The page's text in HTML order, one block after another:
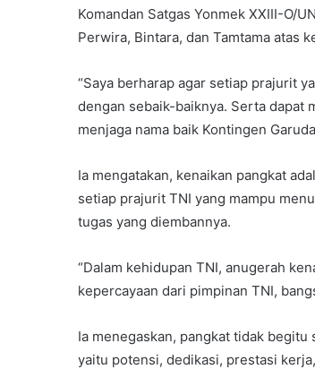
Komandan Satgas Yonmek XXIII-O/
Perwira, Bintara, dan Tamtama atas
“Saya berharap agar setiap prajurit
dengan sebaik-baiknya. Serta dapat
menjaga nama baik Kontingen
Ia mengatakan, kenaikan pangkat
setiap prajurit TNI yang mampu
tugas yang diembannya.
“Dalam kehidupan TNI, anugerah
kepercayaan dari pimpinan TNI,
Ia menegaskan, pangkat tidak
yaitu potensi, dedikasi, prestasi